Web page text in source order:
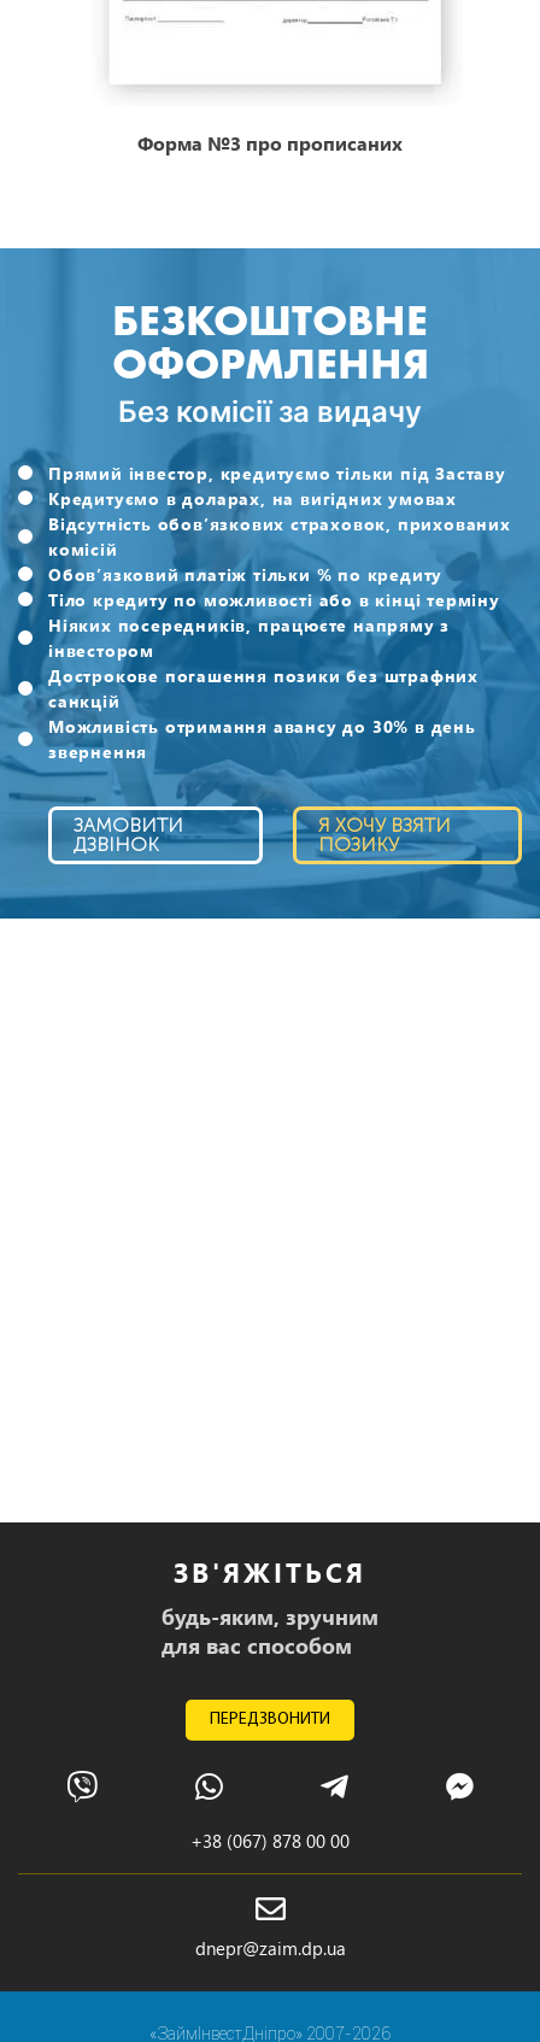
Форма №3 про прописаних
БЕЗКОШТОВНЕ
ОФОРМЛЕННЯ
Без комісії за видачу
Прямий інвестор, кредитуємо тільки під Заставу
Кредитуємо в доларах, на вигідних умовах
Відсутність обов’язкових страховок, прихованих
комісій
Обов’язковий платіж тільки % по кредиту
Тіло кредиту по можливості або в кінці терміну
Ніяких посередників, працюєте напряму з
інвестором
Дострокове погашення позики без штрафних
санкцій
Можливість отримання авансу до 30% в день
звернення
ЗАМОВИТИ
ДЗВІНОК
Я ХОЧУ ВЗЯТИ
ПОЗИКУ
ЗВ'ЯЖІТЬСЯ
будь-яким, зручним
для вас способом
ПЕРЕДЗВОНИТИ
+38 (067) 878 00 00
dnepr@zaim.dp.ua
«ЗаймІнвестДніпро» 2007-2026